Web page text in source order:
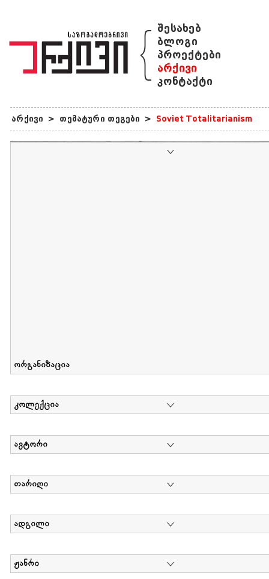
{ შესახებ
ბლოგი
პროექტები
არქივი
კონტაქტი
არქივი > თემატური თეგები > Soviet Totalitarianism
ორგანიზაცია
კოლექცია
ავტორი
თარიღი
ადგილი
ჟანრი